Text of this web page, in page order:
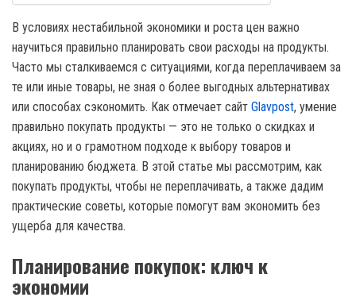
В условиях нестабильной экономики и роста цен важно
научиться правильно планировать свои расходы на продукты.
Часто мы сталкиваемся с ситуациями, когда переплачиваем за
те или иные товары, не зная о более выгодных альтернативах
или способах сэкономить. Как отмечает сайт Glavpost, умение
правильно покупать продукты — это не только о скидках и
акциях, но и о грамотном подходе к выбору товаров и
планированию бюджета. В этой статье мы рассмотрим, как
покупать продукты, чтобы не переплачивать, а также дадим
практические советы, которые помогут вам экономить без
ущерба для качества.
Планирование покупок: ключ к
экономии